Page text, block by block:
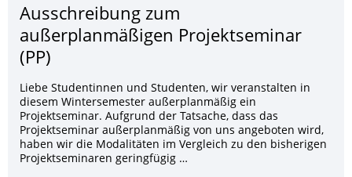
Ausschreibung zum
außerplanmäßigen Projektseminar
(PP)
Liebe Studentinnen und Studenten, wir veranstalten in
diesem Wintersemester außerplanmäßig ein
Projektseminar. Aufgrund der Tatsache, dass das
Projektseminar außerplanmäßig von uns angeboten wird,
haben wir die Modalitäten im Vergleich zu den bisherigen
Projektseminaren geringfügig …